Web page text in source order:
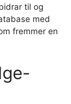
til og
med
fremmer en